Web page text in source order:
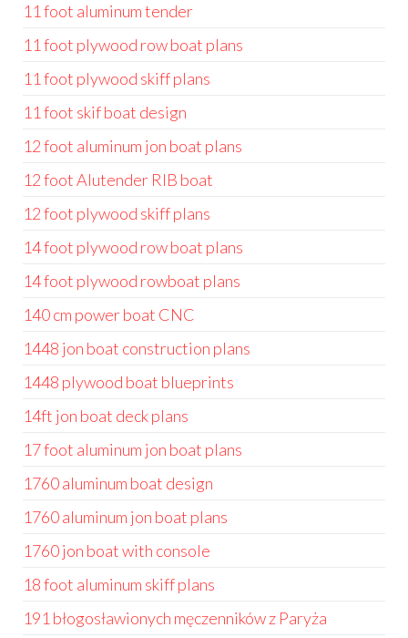
11 foot aluminum tender
11 foot plywood row boat plans
11 foot plywood skiff plans
11 foot skif boat design
12 foot aluminum jon boat plans
12 foot Alutender RIB boat
12 foot plywood skiff plans
14 foot plywood row boat plans
14 foot plywood rowboat plans
140 cm power boat CNC
1448 jon boat construction plans
1448 plywood boat blueprints
14ft jon boat deck plans
17 foot aluminum jon boat plans
1760 aluminum boat design
1760 aluminum jon boat plans
1760 jon boat with console
18 foot aluminum skiff plans
191 błogosławionych męczenników z Paryża